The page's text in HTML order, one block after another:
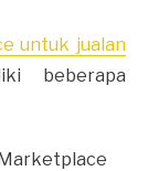
untuk jualan
beberapa